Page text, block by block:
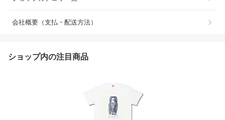
会社概要（支払・配送方法）
ショップ内の注目商品